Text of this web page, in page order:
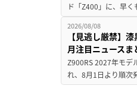
ド「Z400」に、早
2026/08/08
【見逃し厳禁】
月注目ニュースま
Z900RS 2027年モデ
れ、8月1日より順次